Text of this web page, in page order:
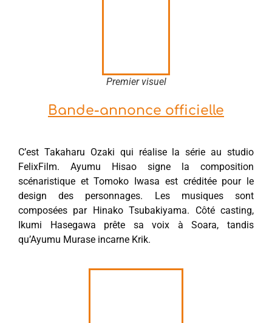
Premier visuel
Bande-annonce officielle
C’est Takaharu Ozaki qui réalise la série au studio
FelixFilm. Ayumu Hisao signe la composition
scénaristique et Tomoko Iwasa est créditée pour le
design des personnages. Les musiques sont
composées par Hinako Tsubakiyama. Côté casting,
Ikumi Hasegawa prête sa voix à Soara, tandis
qu’Ayumu Murase incarne Krik.